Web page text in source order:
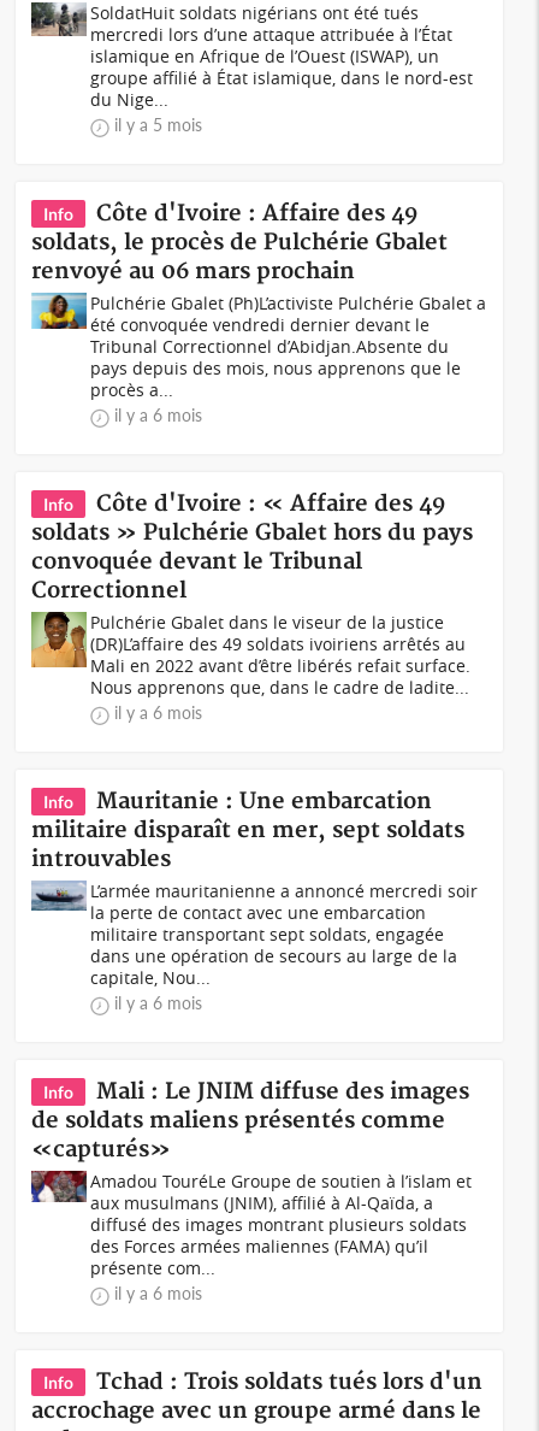
SoldatHuit soldats nigérians ont été tués
mercredi lors d’une attaque attribuée à l’État
islamique en Afrique de l’Ouest (ISWAP), un
groupe affilié à État islamique, dans le nord-est
du Nige...
il y a 5 mois
Info
Côte d'Ivoire : Affaire des 49
soldats, le procès de Pulchérie Gbalet
renvoyé au 06 mars prochain
Pulchérie Gbalet (Ph)L’activiste Pulchérie Gbalet a
été convoquée vendredi dernier devant le
Tribunal Correctionnel d’Abidjan.Absente du
pays depuis des mois, nous apprenons que le
procès a...
il y a 6 mois
Info
Côte d'Ivoire : « Affaire des 49
soldats » Pulchérie Gbalet hors du pays
convoquée devant le Tribunal
Correctionnel
Pulchérie Gbalet dans le viseur de la justice
(DR)L’affaire des 49 soldats ivoiriens arrêtés au
Mali en 2022 avant d’être libérés refait surface.
Nous apprenons que, dans le cadre de ladite...
il y a 6 mois
Info
Mauritanie : Une embarcation
militaire disparaît en mer, sept soldats
introuvables
L’armée mauritanienne a annoncé mercredi soir
la perte de contact avec une embarcation
militaire transportant sept soldats, engagée
dans une opération de secours au large de la
capitale, Nou...
il y a 6 mois
Info
Mali : Le JNIM diffuse des images
de soldats maliens présentés comme
«capturés»
Amadou TouréLe Groupe de soutien à l’islam et
aux musulmans (JNIM), affilié à Al-Qaïda, a
diffusé des images montrant plusieurs soldats
des Forces armées maliennes (FAMA) qu’il
présente com...
il y a 6 mois
Info
Tchad : Trois soldats tués lors d'un
accrochage avec un groupe armé dans le